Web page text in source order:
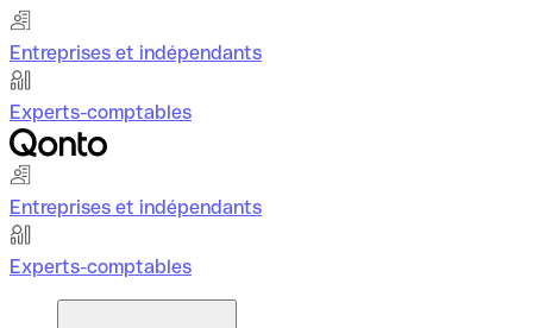
Entreprises et indépendants
Experts-comptables
Entreprises et indépendants
Experts-comptables